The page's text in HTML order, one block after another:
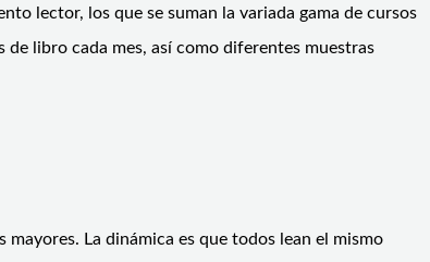
lector, los que se suman la variada gama de cursos
libro cada mes, así como diferentes muestras
La dinámica es que todos lean el mismo